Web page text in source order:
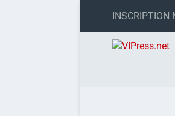
INSCRIPTION